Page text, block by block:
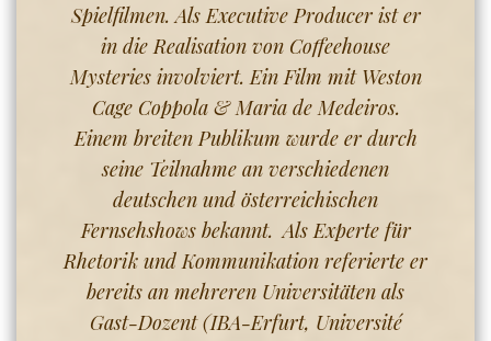
Spielfilmen. Als Executive Producer ist er
in die Realisation von Coffeehouse
Mysteries involviert. Ein Film mit Weston
Cage Coppola & Maria de Medeiros.
Einem breiten Publikum wurde er durch
seine Teilnahme an verschiedenen
deutschen und österreichischen
Fernsehshows bekannt. Als Experte für
Rhetorik und Kommunikation referierte er
bereits an mehreren Universitäten als
Gast-Dozent (IBA-Erfurt, Université